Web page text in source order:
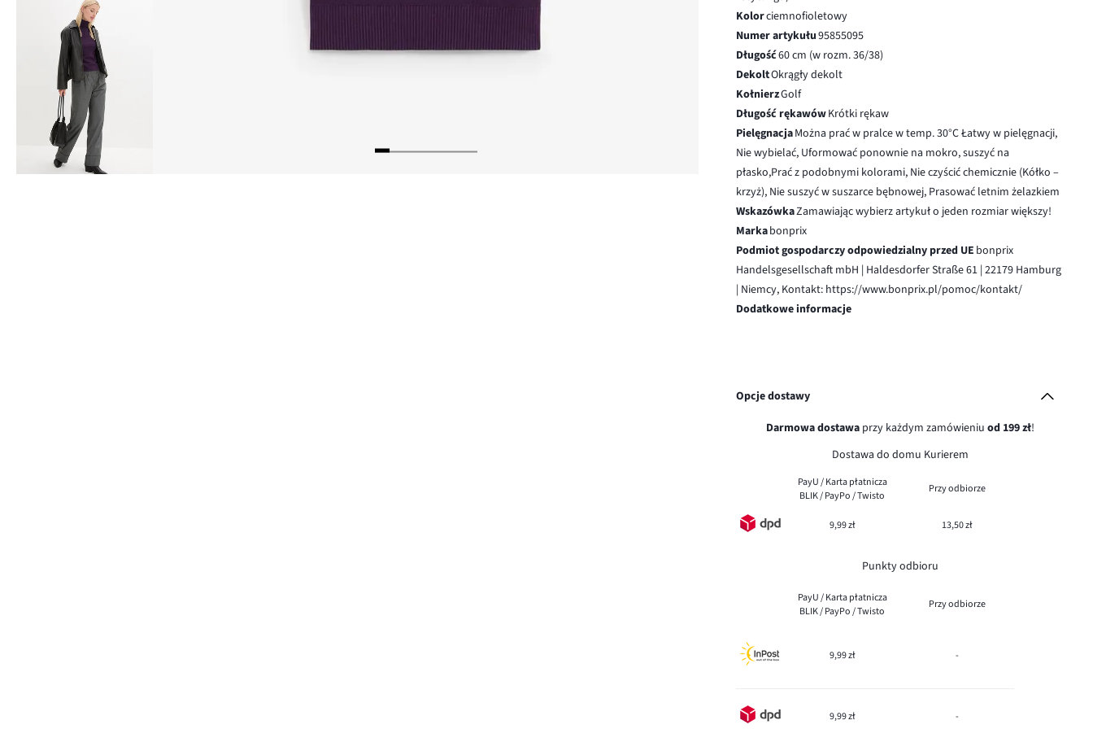
Kolorciemnofioletowy
Numer artykułu95855095
Długość60 cm (w rozm. 36/38)
DekoltOkrągły dekolt
KołnierzGolf
Długość rękawówKrótki rękaw
PielęgnacjaMożna prać w pralce w temp. 30°C Łatwy w pielęgnacji,
Nie wybielać, Uformować ponownie na mokro, suszyć na
płasko,Prać z podobnymi kolorami, Nie czyścić chemicznie (Kółko –
krzyż), Nie suszyć w suszarce bębnowej, Prasować letnim żelazkiem
WskazówkaZamawiając wybierz artykuł o jeden rozmiar większy!
Markabonprix
Podmiot gospodarczy odpowiedzialny przed UE bonprix
Handelsgesellschaft mbH | Haldesdorfer Straße 61 | 22179 Hamburg
| Niemcy, Kontakt: https://www.bonprix.pl/pomoc/kontakt/
Dodatkowe informacje
Opcje dostawy
Darmowa dostawaprzy każdym zamówieniu od 199 zł!
Dostawa do domu Kurierem
PayU / Karta płatnicza
BLIK / PayPo / Twisto
Przy odbiorze
9,99 zł 13,50 zł
Punkty odbioru
PayU / Karta płatnicza
BLIK / PayPo / Twisto
Przy odbiorze
9,99 zł -
9,99 zł -